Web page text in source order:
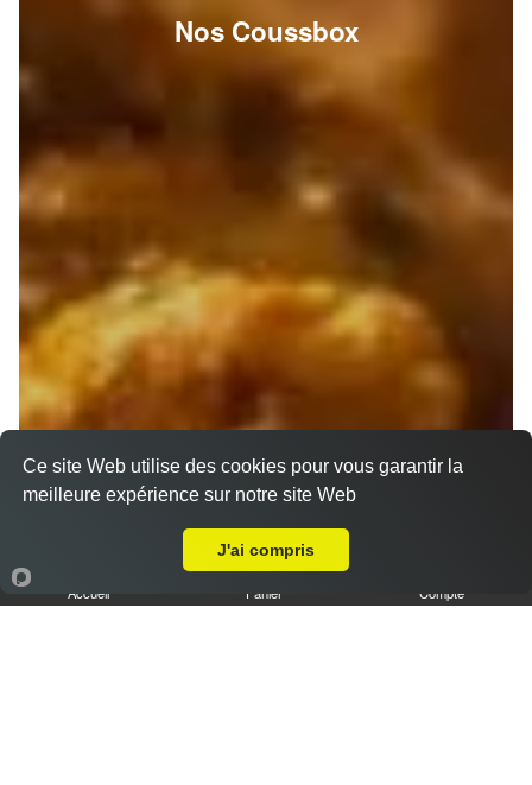
Nos Coussbox
Accueil Panier Compte
Ce site Web utilise des cookies pour vous garantir la
meilleure expérience sur notre site Web
J'ai compris